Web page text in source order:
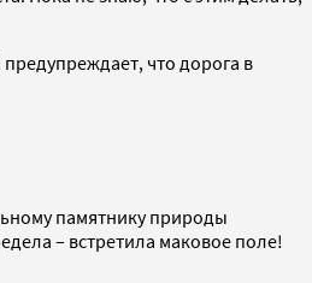
что дорога в
памятнику природы
– встретила маковое поле!